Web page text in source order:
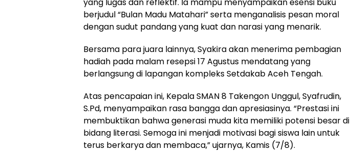
yang lugas dan reflektif. Ia mampu menyampaikan esensi buku
berjudul “Bulan Madu Matahari” serta menganalisis pesan moral
dengan sudut pandang yang kuat dan narasi yang menarik.
Bersama para juara lainnya, Syakira akan menerima pembagian
hadiah pada malam resepsi 17 Agustus mendatang yang
berlangsung di lapangan kompleks Setdakab Aceh Tengah.
Atas pencapaian ini, Kepala SMAN 8 Takengon Unggul, Syafrudin,
S.Pd, menyampaikan rasa bangga dan apresiasinya. “Prestasi ini
membuktikan bahwa generasi muda kita memiliki potensi besar di
bidang literasi. Semoga ini menjadi motivasi bagi siswa lain untuk
terus berkarya dan membaca,” ujarnya, Kamis (7/8).